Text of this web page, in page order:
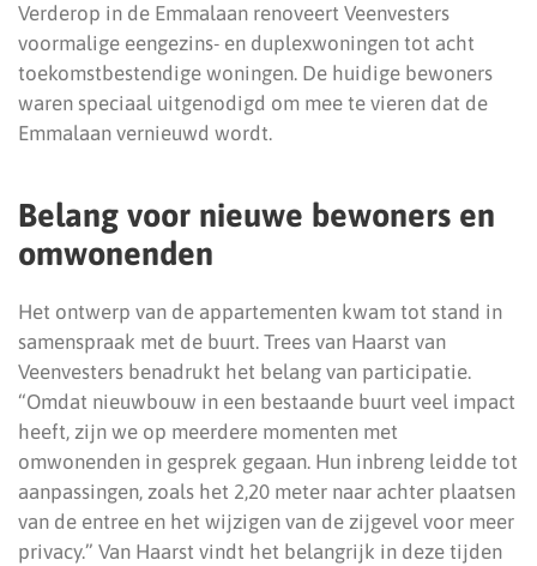
Verderop in de Emmalaan renoveert Veenvesters
voormalige eengezins- en duplexwoningen tot acht
toekomstbestendige woningen. De huidige bewoners
waren speciaal uitgenodigd om mee te vieren dat de
Emmalaan vernieuwd wordt.
Belang voor nieuwe bewoners en
omwonenden
Het ontwerp van de appartementen kwam tot stand in
samenspraak met de buurt. Trees van Haarst van
Veenvesters benadrukt het belang van participatie.
“Omdat nieuwbouw in een bestaande buurt veel impact
heeft, zijn we op meerdere momenten met
omwonenden in gesprek gegaan. Hun inbreng leidde tot
aanpassingen, zoals het 2,20 meter naar achter plaatsen
van de entree en het wijzigen van de zijgevel voor meer
privacy.” Van Haarst vindt het belangrijk in deze tijden